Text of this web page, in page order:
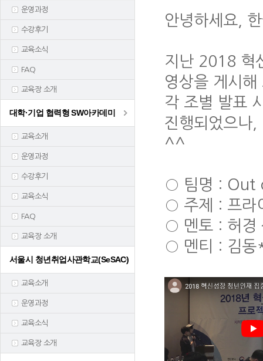
운영과정
수강후기
교육소식
FAQ
교육장 소개
대학·기업 협력형 SW아카데미
교육소개
운영과정
수강후기
교육소식
FAQ
교육장 소개
서울시 청년취업사관학교(SeSAC)
교육소개
운영과정
교육소식
교육장 소개
안녕하세요,
지난 2018 혁
영상을 게시해
각 조별 발표
진행되었으나
^^
○ 팀명 : Out
○ 주제 : 프라
○ 멘토 : 허경
○ 멘티 : 김